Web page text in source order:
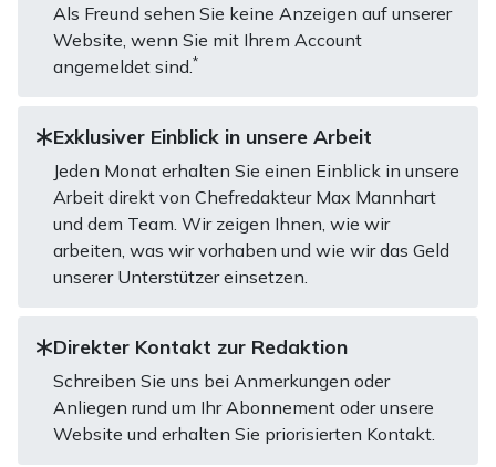
Als Freund sehen Sie keine Anzeigen auf unserer
Website, wenn Sie mit Ihrem Account
angemeldet sind.*
Exklusiver Einblick in unsere Arbeit
Jeden Monat erhalten Sie einen Einblick in unsere
Arbeit direkt von Chefredakteur Max Mannhart
und dem Team. Wir zeigen Ihnen, wie wir
arbeiten, was wir vorhaben und wie wir das Geld
unserer Unterstützer einsetzen.
Direkter Kontakt zur Redaktion
Schreiben Sie uns bei Anmerkungen oder
Anliegen rund um Ihr Abonnement oder unsere
Website und erhalten Sie priorisierten Kontakt.